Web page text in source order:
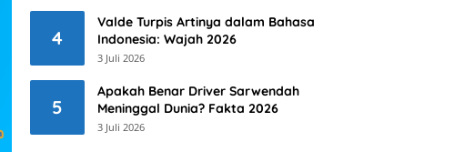
4
Valde Turpis Artinya dalam Bahasa
Indonesia: Wajah 2026
3 Juli 2026
5
Apakah Benar Driver Sarwendah
Meninggal Dunia? Fakta 2026
3 Juli 2026